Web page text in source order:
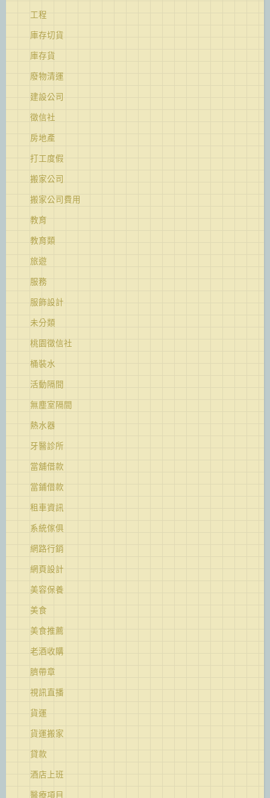
工程
庫存切貨
庫存貨
廢物清運
建設公司
徵信社
房地產
打工度假
搬家公司
搬家公司費用
教育
教育類
旅遊
服務
服飾設計
未分類
桃園徵信社
桶裝水
活動隔間
無塵室隔間
熱水器
牙醫診所
當舖借款
當鋪借款
租車資訊
系統傢俱
網路行銷
網頁設計
美容保養
美食
美食推薦
老酒收購
臍帶章
視訊直播
貨運
貨運搬家
貸款
酒店上班
醫療項目